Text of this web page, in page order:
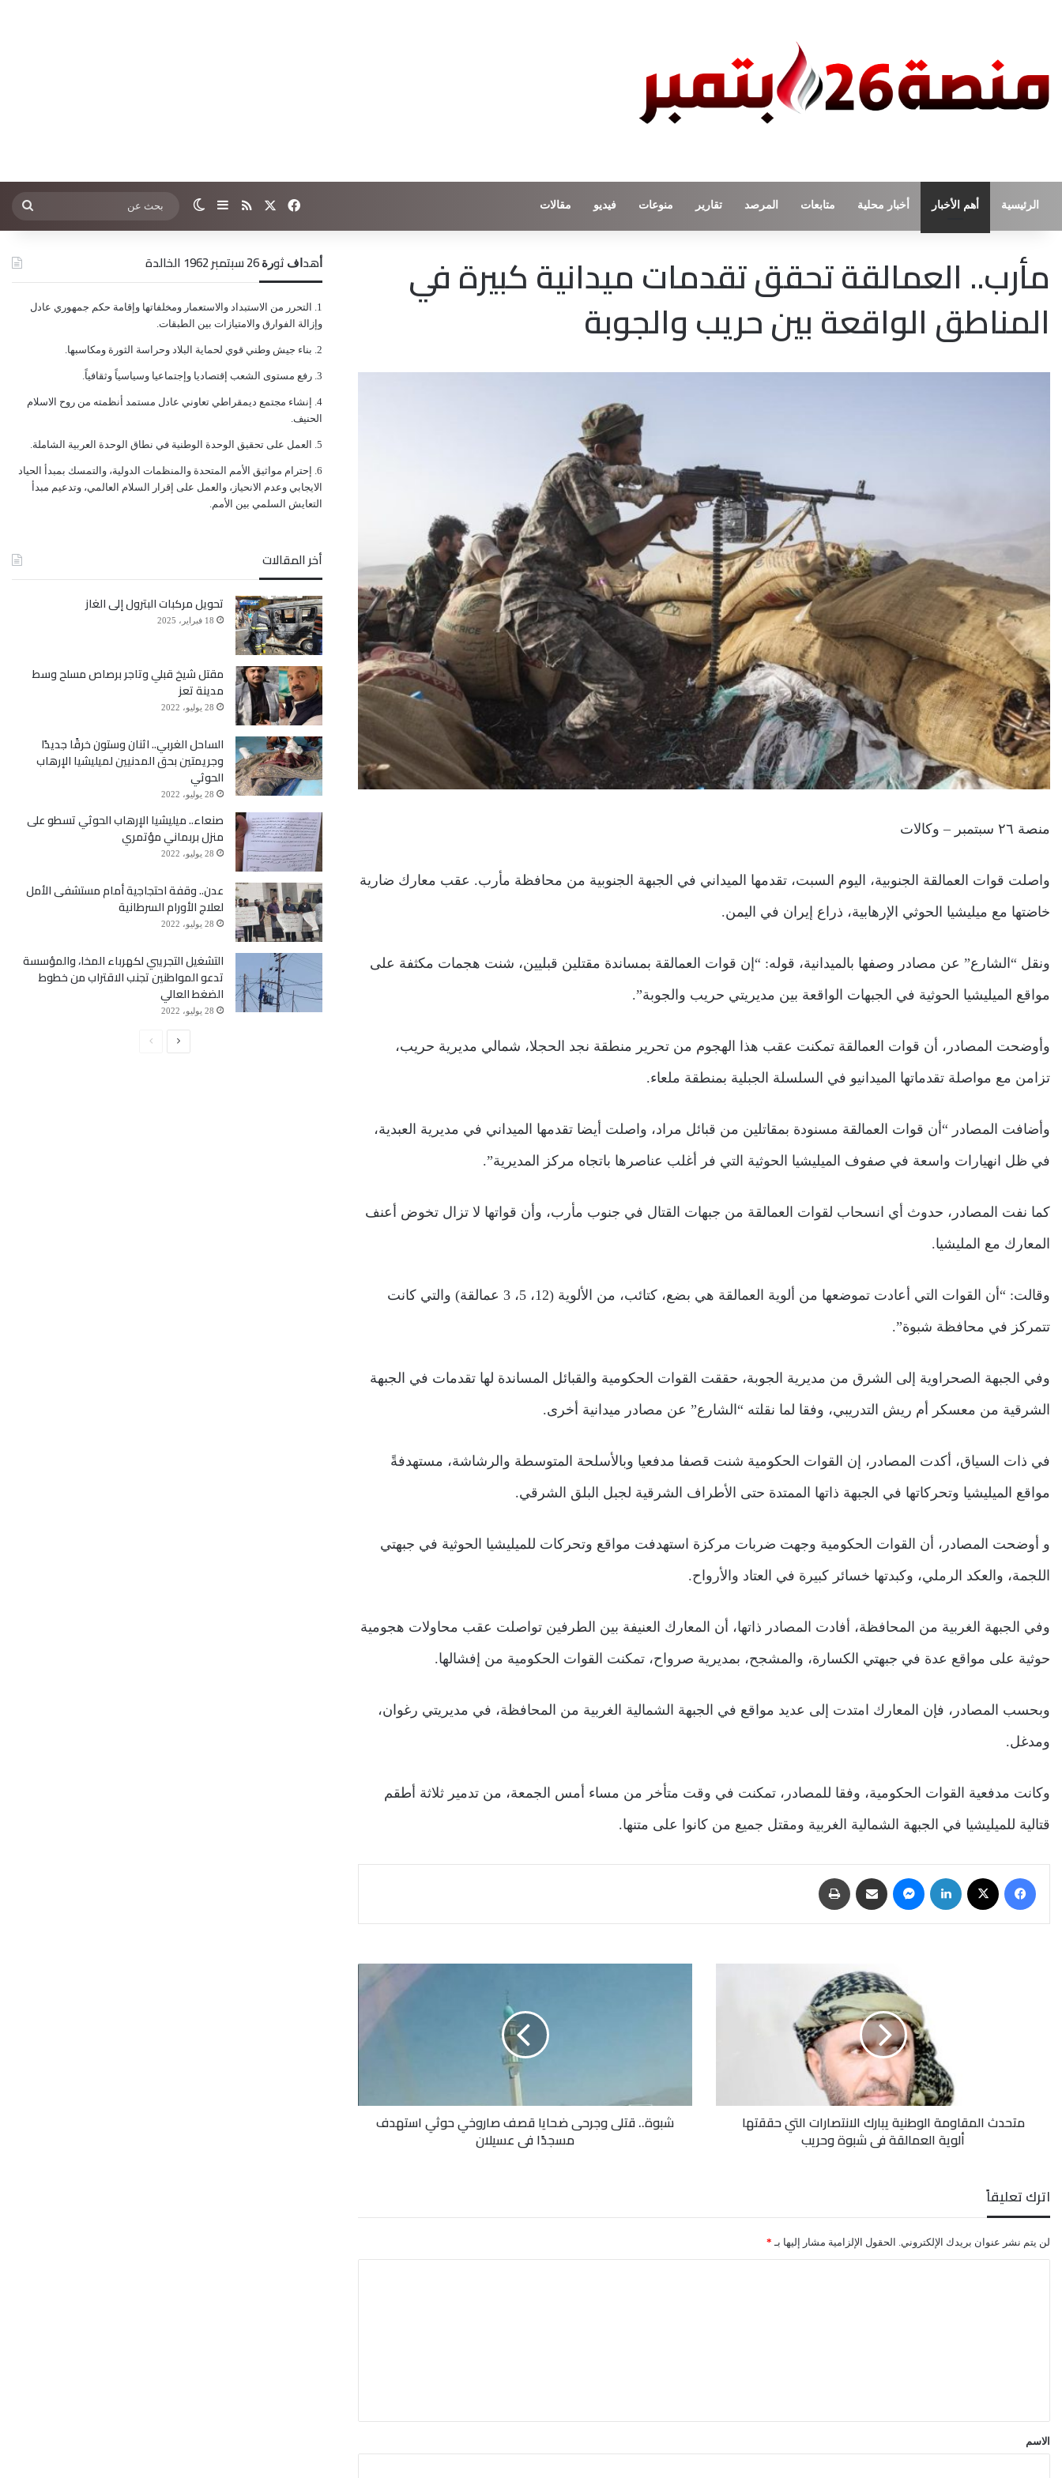
الرئيسية أهم الأخبار أخبار محلية متابعات المرصد تقارير منوعات فيديو مقالات فيسبوك ملخص الموقع RSS
إضافة عمود جانبي
الوضع المظلم بحث
عن
مأرب.. العمالقة تحقق تقدمات ميدانية كبيرة في
المناطق الواقعة بين حريب والجوبة
منصة ٢٦ سبتمبر – وكالات
واصلت قوات العمالقة الجنوبية، اليوم السبت، تقدمها الميداني في الجبهة الجنوبية من محافظة مأرب. عقب معارك ضارية
خاضتها مع ميليشيا الحوثي الإرهابية، ذراع إيران في اليمن.
ونقل “الشارع” عن مصادر وصفها بالميدانية، قوله: “إن قوات العمالقة بمساندة مقتلين قبليين، شنت هجمات مكثفة على
مواقع الميليشيا الحوثية في الجبهات الواقعة بين مديريتي حريب والجوبة”.
وأوضحت المصادر، أن قوات العمالقة تمكنت عقب هذا الهجوم من تحرير منطقة نجد الحجلا، شمالي مديرية حريب،
تزامن مع مواصلة تقدماتها الميدانيو في السلسلة الجبلية بمنطقة ملعاء.
وأضافت المصادر “أن قوات العمالقة مسنودة بمقاتلين من قبائل مراد، واصلت أيضا تقدمها الميداني في مديرية العبدية،
في ظل انهيارات واسعة في صفوف الميليشيا الحوثية التي فر أغلب عناصرها باتجاه مركز المديرية”.
كما نفت المصادر، حدوث أي انسحاب لقوات العمالقة من جبهات القتال في جنوب مأرب، وأن قواتها لا تزال تخوض أعنف
المعارك مع المليشيا.
وقالت: “أن القوات التي أعادت تموضعها من ألوية العمالقة هي بضع، كتائب، من الألوية (12، 5، 3 عمالقة) والتي كانت
تتمركز في محافظة شبوة”.
وفي الجبهة الصحراوية إلى الشرق من مديرية الجوبة، حققت القوات الحكومية والقبائل المساندة لها تقدمات في الجبهة
الشرقية من معسكر أم ريش التدريبي، وفقا لما نقلته “الشارع” عن مصادر ميدانية أخرى.
في ذات السياق، أكدت المصادر، إن القوات الحكومية شنت قصفا مدفعيا وبالأسلحة المتوسطة والرشاشة، مستهدفةً
مواقع الميليشيا وتحركاتها في الجبهة ذاتها الممتدة حتى الأطراف الشرقية لجبل البلق الشرقي.
و أوضحت المصادر، أن القوات الحكومية وجهت ضربات مركزة استهدفت مواقع وتحركات للميليشيا الحوثية في جبهتي
اللجمة، والعكد الرملي، وكبدتها خسائر كبيرة في العتاد والأرواح.
وفي الجبهة الغربية من المحافظة، أفادت المصادر ذاتها، أن المعارك العنيفة بين الطرفين تواصلت عقب محاولات هجومية
حوثية على مواقع عدة في جبهتي الكسارة، والمشجح، بمديرية صرواح، تمكنت القوات الحكومية من إفشالها.
وبحسب المصادر، فإن المعارك امتدت إلى عديد مواقع في الجبهة الشمالية الغربية من المحافظة، في مديريتي رغوان،
ومدغل.
وكانت مدفعية القوات الحكومية، وفقا للمصادر، تمكنت في وقت متأخر من مساء أمس الجمعة، من تدمير ثلاثة أطقم
قتالية للميليشيا في الجبهة الشمالية الغربية ومقتل جميع من كانوا على متنها.
فيسبوك لينكدإن ماسنجر مشاركة عبر البريد
متحدث المقاومة الوطنية يبارك الانتصارات التي حققتها
ألوية العمالقة في شبوة وحريب
مسجدًا
شبوة.. قتلى وجرحى ضحايا قصف صاروخي حوثي استهدف
مسجدًا في عسيلان
اترك تعليقاً
لن يتم نشر عنوان بريدك الإلكتروني. الحقول الإلزامية مشار إليها بـ *
*الاسم
ﺃﻫﺪﺍﻑ ﺛﻮﺭﺓ 26 ﺳﺒﺘﻤﺒﺮ 1962 الخالدة
ﺍﻟﺘﺤﺮﺭ ﻣﻦ ﺍﻻﺳﺘﺒﺪﺍﺩ ﻭﺍﻻﺳﺘﻌﻤﺎﺭ ﻭﻣﺨﻠﻔﺎﺗﻬﺎ ﻭﺇﻗﺎﻣﺔ ﺣﻜﻢ ﺟﻤﻬﻮﺭﻱ ﻋﺎﺩﻝ
ﻭﺇﺯﺍﻟﺔ ﺍﻟﻔﻮﺍﺭﻕ ﻭﺍﻻﻣﺘﻴﺎﺯﺍﺕ ﺑﻴﻦ ﺍﻟﻄﺒﻘﺎﺕ.
ﺑﻨﺎﺀ ﺟﻴﺶ ﻭﻃﻨﻲ ﻗﻮﻱ ﻟﺤﻤﺎﻳﺔ ﺍﻟﺒﻼﺩ ﻭﺣﺮﺍﺳﺔ ﺍﻟﺜﻮﺭﺓ ﻭﻣﻜﺎﺳﺒﻬﺎ.
ﺭﻓﻊ ﻣﺴﺘﻮﻯ ﺍﻟﺸﻌﺐ ﺇﻗﺘﺼﺎﺩﻳﺎ ﻭﺇﺟﺘﻤﺎﻋﻴﺎ ﻭﺳﻴﺎﺳﻴﺎً ﻭﺛﻘﺎﻓﻴﺎً.
ﺇﻧﺸﺎﺀ ﻣﺠﺘﻤﻊ ﺩﻳﻤﻘﺮﺍﻃﻲ ﺗﻌﺎﻭﻧﻲ ﻋﺎﺩﻝ ﻣﺴﺘﻤﺪ ﺃﻧﻈﻤﺘﻪ ﻣﻦ ﺭﻭﺡ ﺍﻻﺳﻼﻡ
ﺍﻟﺤﻨﻴﻒ.
ﺍﻟﻌﻤﻞ ﻋﻠﻰ ﺗﺤﻘﻴﻖ ﺍﻟﻮﺣﺪﺓ ﺍﻟﻮﻃﻨﻴﺔ ﻓﻲ ﻧﻄﺎﻕ ﺍﻟﻮﺣﺪﺓ ﺍﻟﻌﺮﺑﻴﺔ ﺍﻟﺸﺎﻣﻠﺔ.
ﺇﺣﺘﺮﺍﻡ ﻣﻮﺍﺛﻴﻖ الأﻣﻢ ﺍﻟﻤﺘﺤﺪﺓ ﻭﺍﻟﻤﻨﻈﻤﺎﺕ ﺍﻟﺪﻭﻟﻴﺔ، ﻭﺍﻟﺘﻤﺴﻚ ﺑﻤﺒﺪﺃ ﺍﻟﺤﻴﺎﺩ
ﺍﻻﻳﺠﺎﺑﻲ ﻭﻋﺪﻡ ﺍﻻﻧﺤﻴﺎﺯ، ﻭﺍﻟﻌﻤﻞ ﻋﻠﻰ ﺇﻗﺮﺍﺭ ﺍﻟﺴﻼﻡ ﺍﻟﻌﺎﻟﻤﻲ، ﻭﺗﺪﻋﻴﻢ ﻣﺒﺪﺃ
ﺍﻟﺘﻌﺎﻳﺶ ﺍﻟﺴﻠﻤﻲ ﺑﻴﻦ ﺍﻷﻣﻢ.
أخر المقالات
تحويل مركبات البترول إلى الغاز
18 فبراير، 2025
مقتل شيخ قبلي وتاجر برصاص مسلح وسط
مدينة تعز
28 يوليو، 2022
الساحل الغربي.. اثنان وستون خرقًا جديدًا
وجريمتين بحق المدنيين لميليشيا الإرهاب
الحوثي
28 يوليو، 2022
صنعاء.. ميليشيا الإرهاب الحوثي تسطو على
منزل بربماني مؤتمري
28 يوليو، 2022
عدن.. وقفة احتجاجية أمام مستشفى الأمل
لعلاج الأورام السرطانية
28 يوليو، 2022
التشغيل التجريبي لكهرباء المخا، والمؤسسة
تدعو المواطنين تجنب الاقتراب من خطوط
الضغط العالي
28 يوليو، 2022
الصفحة
الصفحة